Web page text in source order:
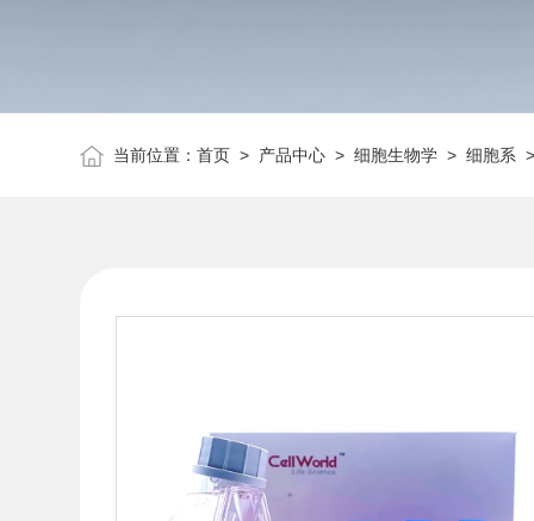
当前位置：首页 > 产品中心 >细胞生物学 >细胞系